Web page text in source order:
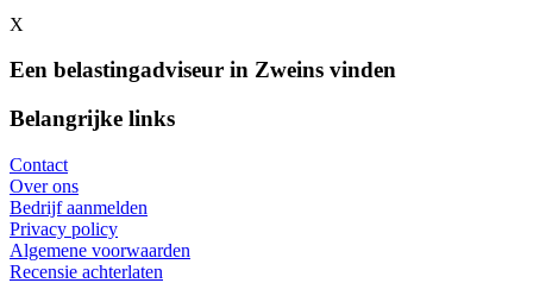
X
Een belastingadviseur in Zweins vinden
Belangrijke links
Contact
Over ons
Bedrijf aanmelden
Privacy policy
Algemene voorwaarden
Recensie achterlaten